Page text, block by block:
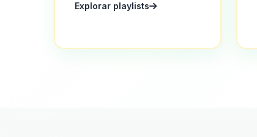
Explorar playlists